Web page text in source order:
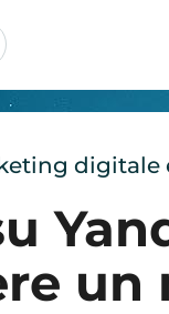
digitale
un